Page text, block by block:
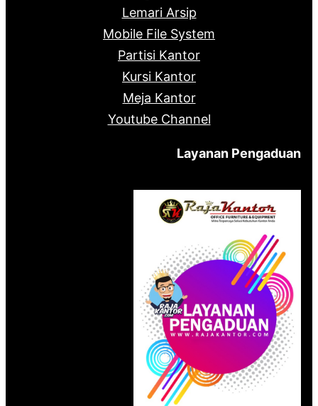
Lemari Arsip
Mobile File System
Partisi Kantor
Kursi Kantor
Meja Kantor
Youtube Channel
Layanan Pengaduan